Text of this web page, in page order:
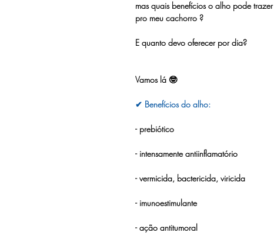
mas quais benefícios o alho pode trazer
pro meu cachorro ?
E quanto devo oferecer por dia?
Vamos lá 🤓
✔ Benefícios do alho:
- prebiótico
- intensamente antiinflamatório
- vermicida, bactericida, viricida
- imunoestimulante
- ação antitumoral